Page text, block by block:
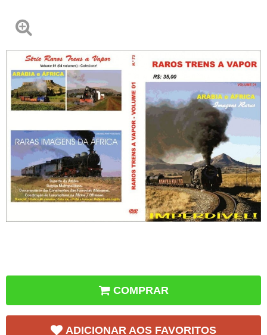
COMPRAR
ADICIONAR AOS FAVORITOS